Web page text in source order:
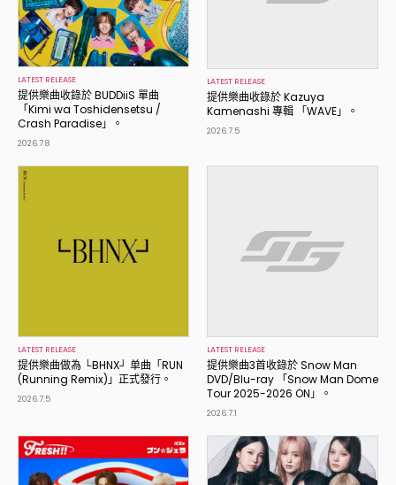
LATEST RELEASE
提供樂曲收錄於 BUDDiiS 單曲
「Kimi wa Toshidensetsu /
Crash Paradise」。
2026.7.8
LATEST RELEASE
提供樂曲收錄於 Kazuya
Kamenashi 專輯 「WAVE」。
2026.7.5
LATEST RELEASE
提供樂曲做為 └BHNX┘ 单曲「RUN
(Running Remix)」正式發行。
2026.7.5
LATEST RELEASE
提供樂曲3首收錄於 Snow Man
DVD/Blu-ray 「Snow Man Dome
Tour 2025-2026 ON」。
2026.7.1